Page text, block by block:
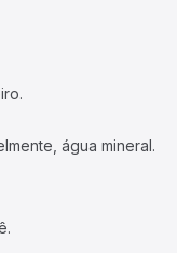
água mineral.